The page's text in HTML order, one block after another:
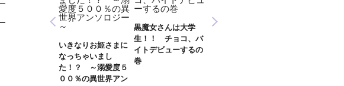
いきなりお姫さまに
なっちゃいまし
た！？ ～溺愛度５
００％の異世界アン
黒魔女さんは大学
生！！ チョコ、バ
イトデビューするの
巻
新 妖界ナビ・ルナ
１～１１ 全１１巻
合本版